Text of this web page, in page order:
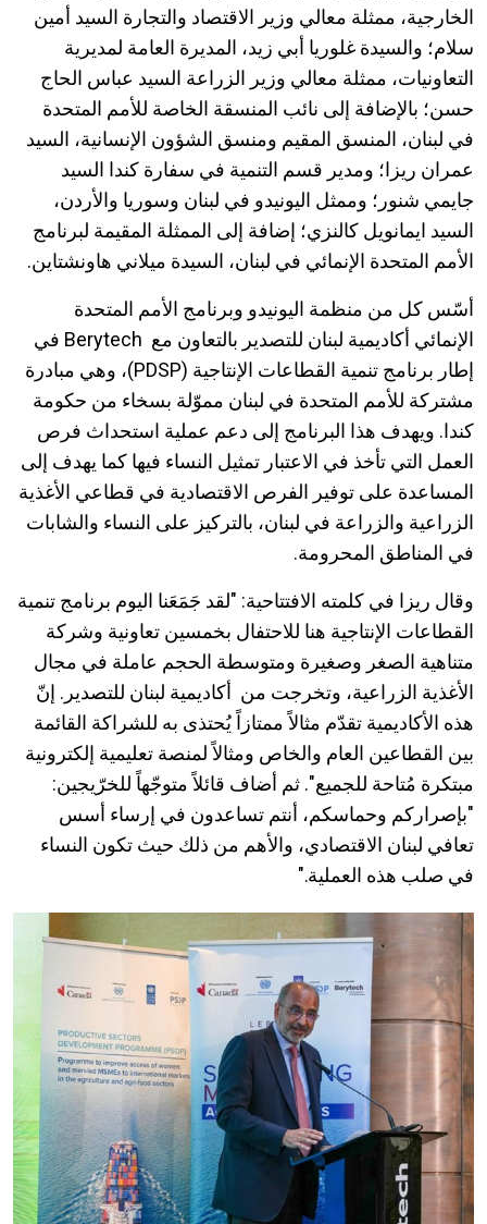
الخارجية، ممثلة معالي وزير الاقتصاد والتجارة السيد أمين
سلام؛ والسيدة غلوريا أبي زيد، المديرة العامة لمديرية
التعاونيات، ممثلة معالي وزير الزراعة السيد عباس الحاج
حسن؛ بالإضافة إلى نائب المنسقة الخاصة للأمم المتحدة
في لبنان، المنسق المقيم ومنسق الشؤون الإنسانية، السيد
عمران ريزا؛ ومدير قسم التنمية في سفارة كندا السيد
جايمي شنور؛ وممثل اليونيدو في لبنان وسوريا والأردن،
السيد ايمانويل كالنزي؛ إضافة إلى الممثلة المقيمة لبرنامج
الأمم المتحدة الإنمائي في لبنان، السيدة ميلاني هاونشتاين.
أسّس كل من منظمة اليونيدو وبرنامج الأمم المتحدة
الإنمائي أكاديمية لبنان للتصدير بالتعاون مع Berytech في
إطار برنامج تنمية القطاعات الإنتاجية (PDSP)، وهي مبادرة
مشتركة للأمم المتحدة في لبنان مموّلة بسخاء من حكومة
كندا. ويهدف هذا البرنامج إلى دعم عملية استحداث فرص
العمل التي تأخذ في الاعتبار تمثيل النساء فيها كما يهدف إلى
المساعدة على توفير الفرص الاقتصادية في قطاعي الأغذية
الزراعية والزراعة في لبنان، بالتركيز على النساء والشابات
في المناطق المحرومة.
وقال ريزا في كلمته الافتتاحية: "لقد جَمَعَنا اليوم برنامج تنمية
القطاعات الإنتاجية هنا للاحتفال بخمسين تعاونية وشركة
متناهية الصغر وصغيرة ومتوسطة الحجم عاملة في مجال
الأغذية الزراعية، وتخرجت من أكاديمية لبنان للتصدير. إنّ
هذه الأكاديمية تقدّم مثالاً ممتازاً يُحتذى به للشراكة القائمة
بين القطاعين العام والخاص ومثالاً لمنصة تعليمية إلكترونية
مبتكرة مُتاحة للجميع". ثم أضاف قائلاً متوجّهاً للخرّيجين:
"بإصراركم وحماسكم، أنتم تساعدون في إرساء أسس
تعافي لبنان الاقتصادي، والأهم من ذلك حيث تكون النساء
في صلب هذه العملية."